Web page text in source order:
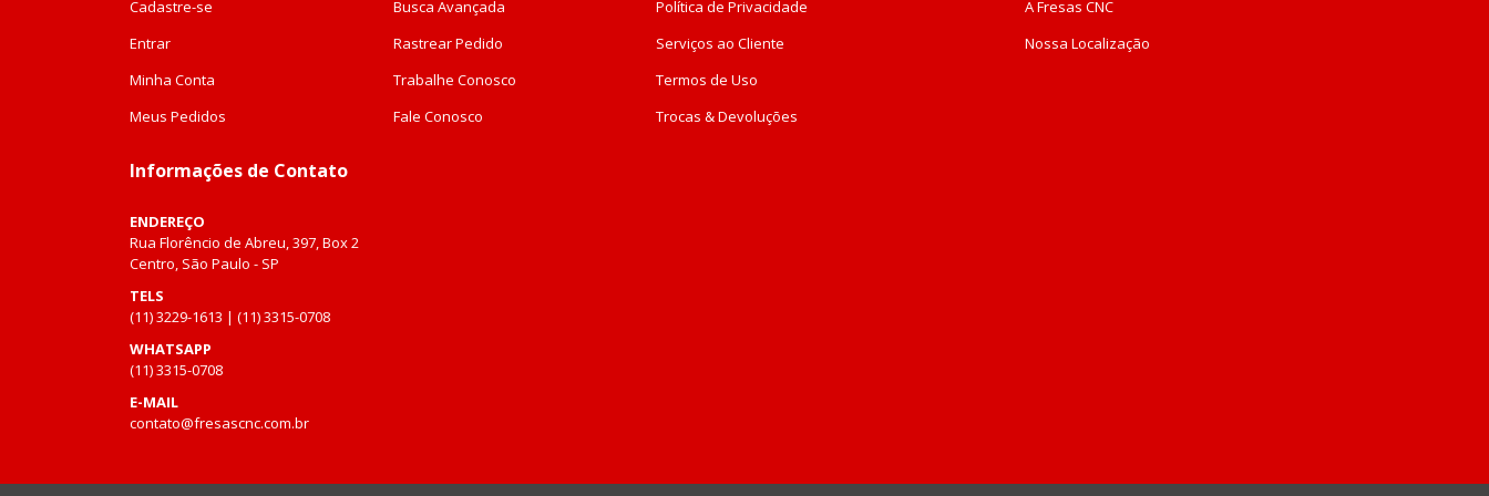
Cadastre-se
Entrar
Minha Conta
Meus Pedidos
Busca Avançada
Rastrear Pedido
Trabalhe Conosco
Fale Conosco
Política de Privacidade
Serviços ao Cliente
Termos de Uso
Trocas & Devoluções
A Fresas CNC
Nossa Localização
Informações de Contato
ENDEREÇO
Rua Florêncio de Abreu, 397, Box 2
Centro, São Paulo - SP
TELS
(11) 3229-1613 | (11) 3315-0708
WHATSAPP
(11) 3315-0708
E-MAIL
contato@fresascnc.com.br